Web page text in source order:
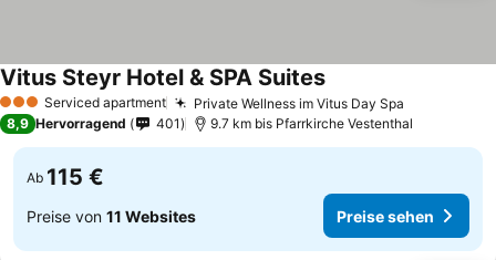
3 SterneServiced apartment Private Wellness im Vitus Day Spa
Vitus Steyr Hotel & SPA Suites
8,9 Hervorragend 401 9.7 km bis Pfarrkirche Vestenthal
Ab 115 €
Preise von 11 Websites Preise sehen